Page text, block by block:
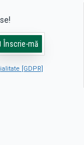
Înscrie-mă
[GDPR]